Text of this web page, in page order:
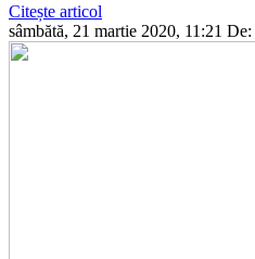
Citește articol
sâmbătă, 21 martie 2020, 11:21 De: